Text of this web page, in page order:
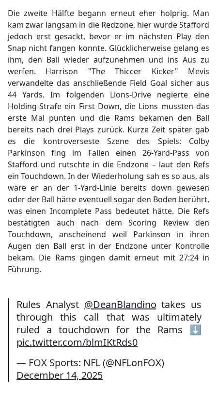
Die zweite Hälfte begann erneut eher holprig. Man
kam zwar langsam in die Redzone, hier wurde Stafford
jedoch erst gesackt, bevor er im nächsten Play den
Snap nicht fangen konnte. Glücklicherweise gelang es
ihm, den Ball wieder aufzunehmen und ins Aus zu
werfen. Harrison "The Thiccer Kicker" Mevis
verwandelte das anschließende Field Goal sicher aus
44 Yards. Im folgenden Lions-Drive negierte eine
Holding-Strafe ein First Down, die Lions mussten das
erste Mal punten und die Rams bekamen den Ball
bereits nach drei Plays zurück. Kurze Zeit später gab
es die kontroverseste Szene des Spiels: Colby
Parkinson fing im Fallen einen 26-Yard-Pass von
Stafford und rutschte in die Endzone – laut den Refs
ein Touchdown. In der Wiederholung sah es so aus, als
wäre er an der 1-Yard-Linie bereits down gewesen
oder der Ball hätte eventuell sogar den Boden berührt,
was einen Incomplete Pass bedeutet hätte. Die Refs
bestätigten auch nach dem Scoring Review den
Touchdown, anscheinend weil Parkinson in ihren
Augen den Ball erst in der Endzone unter Kontrolle
bekam. Die Rams gingen damit erneut mit 27:24 in
Führung.
Rules Analyst @DeanBlandino takes us
through this call that was ultimately
ruled a touchdown for the Rams ⬇️
pic.twitter.com/blmIKtRds0
— FOX Sports: NFL (@NFLonFOX)
December 14, 2025